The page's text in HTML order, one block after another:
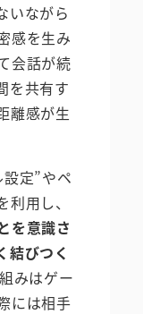
いながら
感を生み
会話が続
を共有す
離感が生
定”やペ
用し、
を意識さ
結びつく
みはゲー
には相手